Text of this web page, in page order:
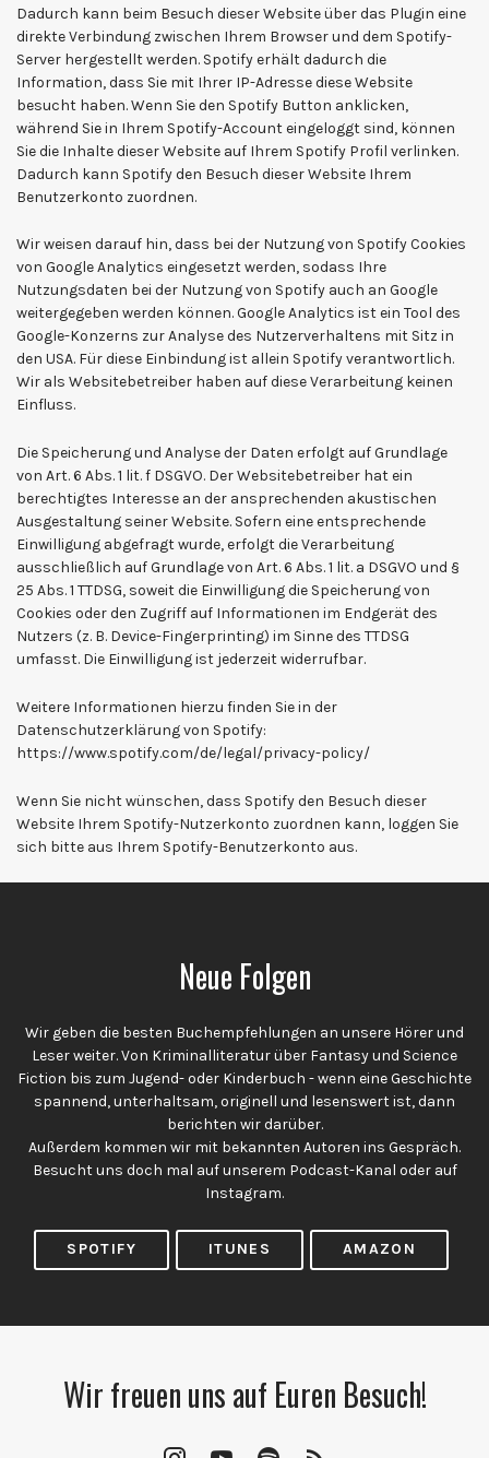
Dadurch kann beim Besuch dieser Website über das Plugin eine
direkte Verbindung zwischen Ihrem Browser und dem Spotify-
Server hergestellt werden. Spotify erhält dadurch die
Information, dass Sie mit Ihrer IP-Adresse diese Website
besucht haben. Wenn Sie den Spotify Button anklicken,
während Sie in Ihrem Spotify-Account eingeloggt sind, können
Sie die Inhalte dieser Website auf Ihrem Spotify Profil verlinken.
Dadurch kann Spotify den Besuch dieser Website Ihrem
Benutzerkonto zuordnen.
Wir weisen darauf hin, dass bei der Nutzung von Spotify Cookies
von Google Analytics eingesetzt werden, sodass Ihre
Nutzungsdaten bei der Nutzung von Spotify auch an Google
weitergegeben werden können. Google Analytics ist ein Tool des
Google-Konzerns zur Analyse des Nutzerverhaltens mit Sitz in
den USA. Für diese Einbindung ist allein Spotify verantwortlich.
Wir als Websitebetreiber haben auf diese Verarbeitung keinen
Einfluss.
Die Speicherung und Analyse der Daten erfolgt auf Grundlage
von Art. 6 Abs. 1 lit. f DSGVO. Der Websitebetreiber hat ein
berechtigtes Interesse an der ansprechenden akustischen
Ausgestaltung seiner Website. Sofern eine entsprechende
Einwilligung abgefragt wurde, erfolgt die Verarbeitung
ausschließlich auf Grundlage von Art. 6 Abs. 1 lit. a DSGVO und §
25 Abs. 1 TTDSG, soweit die Einwilligung die Speicherung von
Cookies oder den Zugriff auf Informationen im Endgerät des
Nutzers (z. B. Device-Fingerprinting) im Sinne des TTDSG
umfasst. Die Einwilligung ist jederzeit widerrufbar.
Weitere Informationen hierzu finden Sie in der
Datenschutzerklärung von Spotify:
https://www.spotify.com/de/legal/privacy-policy/
Wenn Sie nicht wünschen, dass Spotify den Besuch dieser
Website Ihrem Spotify-Nutzerkonto zuordnen kann, loggen Sie
sich bitte aus Ihrem Spotify-Benutzerkonto aus.
Neue Folgen
Wir geben die besten Buchempfehlungen an unsere Hörer und
Leser weiter. Von Kriminalliteratur über Fantasy und Science
Fiction bis zum Jugend- oder Kinderbuch - wenn eine Geschichte
spannend, unterhaltsam, originell und lesenswert ist, dann
berichten wir darüber.
Außerdem kommen wir mit bekannten Autoren ins Gespräch.
Besucht uns doch mal auf unserem Podcast-Kanal oder auf
Instagram.
SPOTIFY ITUNES AMAZON
Wir freuen uns auf Euren Besuch!
InstagramYouTube Spotify